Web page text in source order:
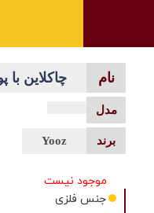
چاکلاین با
Yooz
موجود نیست
جنس فلزی